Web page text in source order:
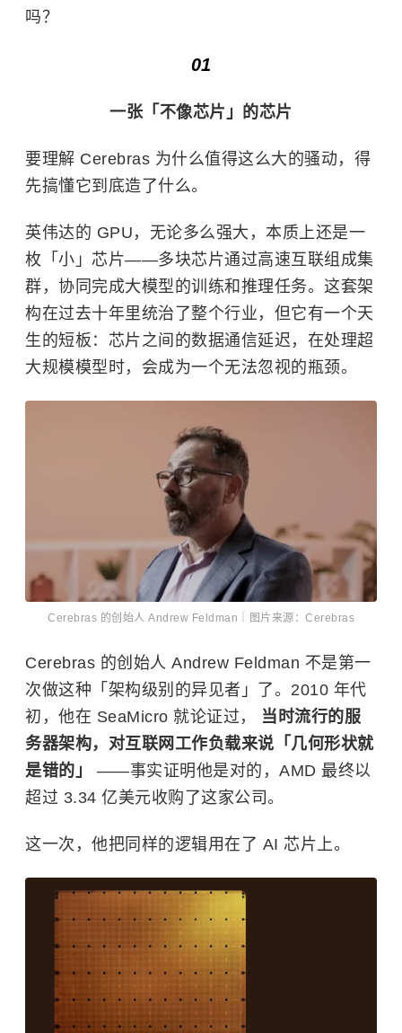
吗？
01
一张「不像芯片」的芯片
要理解 Cerebras 为什么值得这么大的骚动，得
先搞懂它到底造了什么。
英伟达的 GPU，无论多么强大，本质上还是一
枚「小」芯片——多块芯片通过高速互联组成集
群，协同完成大模型的训练和推理任务。这套架
构在过去十年里统治了整个行业，但它有一个天
生的短板：芯片之间的数据通信延迟，在处理超
大规模模型时，会成为一个无法忽视的瓶颈。
Cerebras 的创始人 Andrew Feldman｜图片来源：Cerebras
Cerebras 的创始人 Andrew Feldman 不是第一
次做这种「架构级别的异见者」了。2010 年代
初，他在 SeaMicro 就论证过， 当时流行的服
务器架构，对互联网工作负载来说「几何形状就
是错的」 ——事实证明他是对的， AMD 最终以
超过 3.34 亿美元收购了这家公司。
这一次，他把同样的逻辑用在了 AI 芯片上。